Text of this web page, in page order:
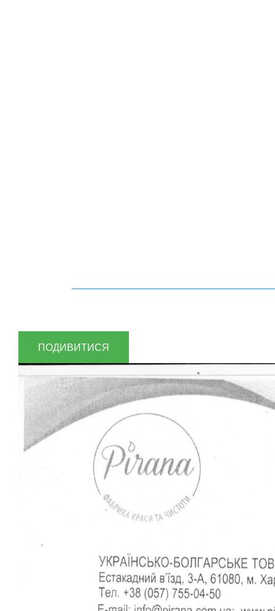
ПОДИВИТИСЯ